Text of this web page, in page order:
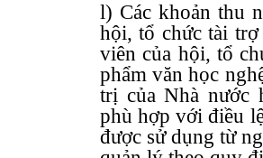
l) Các khoản thu
hội, tổ chức tài
viên của hội, tổ
phẩm văn học
trị của Nhà nước
phù hợp với điều
được sử dụng từ